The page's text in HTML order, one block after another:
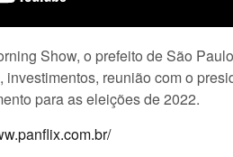
Show, o prefeito de São
reunião com o
para as eleições de 2022.